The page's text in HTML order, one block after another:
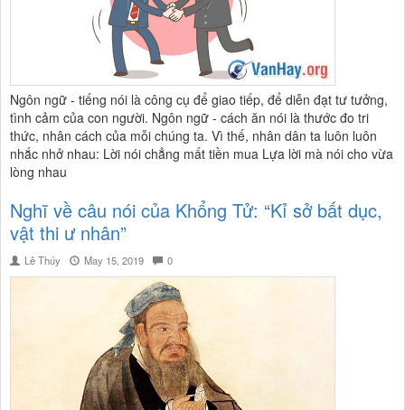
Ngôn ngữ - tiếng nói là công cụ để giao tiếp, để diễn đạt tư tưởng,
tình cảm của con người. Ngôn ngữ - cách ăn nói là thước đo tri
thức, nhân cách của mỗi chúng ta. Vì thế, nhân dân ta luôn luôn
nhắc nhở nhau: Lời nói chẳng mất tiền mua Lựa lời mà nói cho vừa
lòng nhau
Nghĩ về câu nói của Khổng Tử: “Kỉ sở bất dục,
vật thi ư nhân”
Lê Thúy May 15, 2019 0